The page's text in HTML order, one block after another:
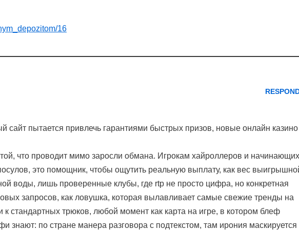
16
сайт пытается привлечь гарантиями быстрых призов, новые онлайн казино
что проводит мимо заросли обмана. Игрокам хайроллеров и
это помощник, чтобы ощутить реальную выплату, как вес
воды, лишь проверенные клубы, где rtp не просто цифра, но конкретная
запросов, как ловушка, которая вылавливает самые свежие тренды на
к стандартных трюков, любой момент как карта на игре, в котором блеф
знают: по стране манера разговора с подтекстом, там ирония маскируется